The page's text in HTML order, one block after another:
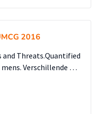
2016
Threats.Quantified
Verschillende …